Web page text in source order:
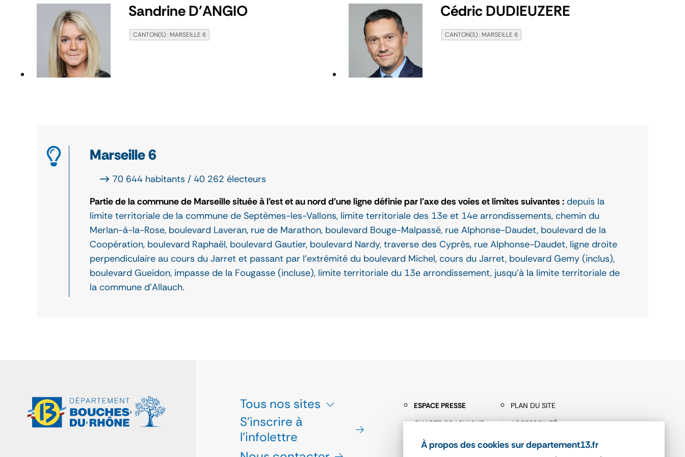
À propos des cookies sur departement13.fr
Sandrine D'ANGIO
CANTON(S) : MARSEILLE 6
Cédric DUDIEUZERE
CANTON(S) : MARSEILLE 6
Marseille 6
70 644 habitants / 40 262 électeurs
Partie de la commune de Marseille située à l'est et au nord d'une ligne définie par l'axe des voies et limites suivantes : depuis la
limite territoriale de la commune de Septèmes-les-Vallons, limite territoriale des 13e et 14e arrondissements, chemin du
Merlan-à-la-Rose, boulevard Laveran, rue de Marathon, boulevard Bouge-Malpassé, rue Alphonse-Daudet, boulevard de la
Coopération, boulevard Raphaël, boulevard Gautier, boulevard Nardy, traverse des Cyprès, rue Alphonse-Daudet, ligne droite
perpendiculaire au cours du Jarret et passant par l'extrémité du boulevard Michel, cours du Jarret, boulevard Gemy (inclus),
boulevard Gueidon, impasse de la Fougasse (incluse), limite territoriale du 13e arrondissement, jusqu'à la limite territoriale de
la commune d'Allauch.
Tous nos sites
S'inscrire à
l'infolettre
ESPACE PRESSE
CHARTE GRAPHIQUE
MARCHÉS PUBLICS
PLAN DU SITE
ACCESSIBILITÉ
MENTIONS LÉGALES